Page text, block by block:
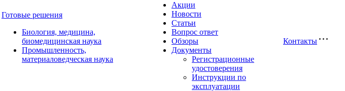
Готовые решения
Биология, медицина,
биомедицинская наука
Промышленность,
материаловедческая наука
Акции
Новости
Статьи
Вопрос ответ
Обзоры
Документы
Регистрационные
удостоверения
Инструкции по
эксплуатации
Контакты